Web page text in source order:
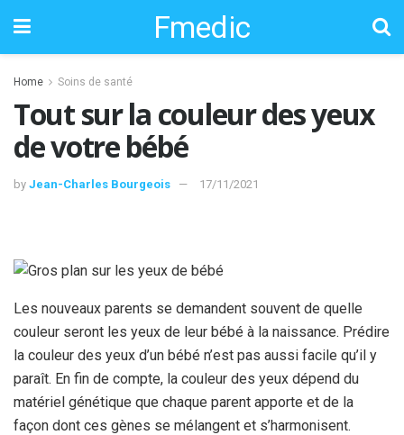
Fmedic
Home Soins de santé
Tout sur la couleur des yeux
de votre bébé
by Jean-Charles Bourgeois 17/11/2021
Les nouveaux parents se demandent souvent de quelle
couleur seront les yeux de leur bébé à la naissance. Prédire
la couleur des yeux d’un bébé n’est pas aussi facile qu’il y
paraît. En fin de compte, la couleur des yeux dépend du
matériel génétique que chaque parent apporte et de la
façon dont ces gènes se mélangent et s’harmonisent.